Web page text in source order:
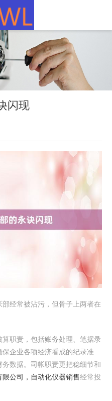
闪现
经常被沾污，但骨子上两者在
职责，包括账务处理、笔据录
企业各项经济看成的纪录准
数据。司帐职责更把稳细节和
公司，自动化仪器销售经常投